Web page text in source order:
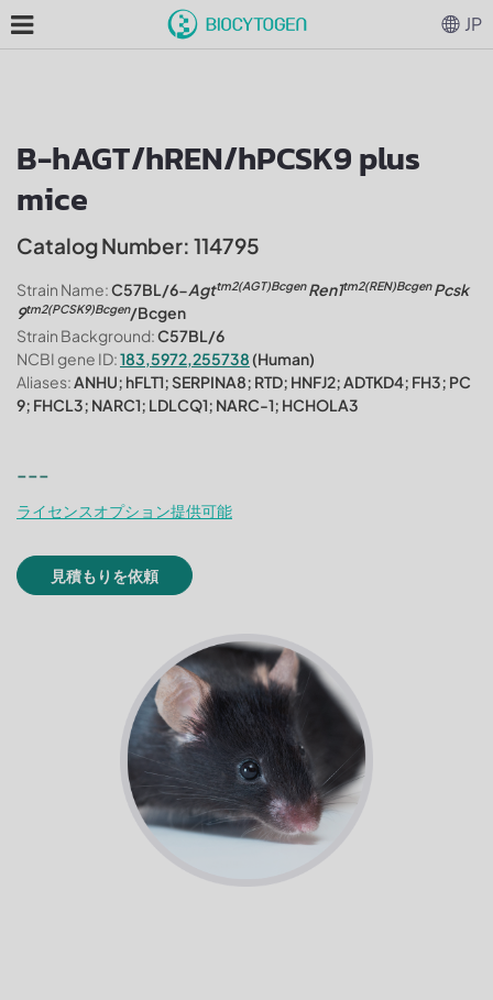
B-hAGT/hREN/hPCSK9 plus
mice
Catalog Number: 114795
Strain Name:C57BL/6-Agttm2(AGT)BcgenRen1tm2(REN)BcgenPcsk
9tm2(PCSK9)Bcgen/Bcgen
Strain Background:C57BL/6
NCBI gene ID:183,5972,255738 (Human)
Aliases:ANHU; hFLT1; SERPINA8; RTD; HNFJ2; ADTKD4; FH3; PC
9; FHCL3; NARC1; LDLCQ1; NARC-1; HCHOLA3
---
ライセンスオプション提供可能
見積もりを依頼
JP